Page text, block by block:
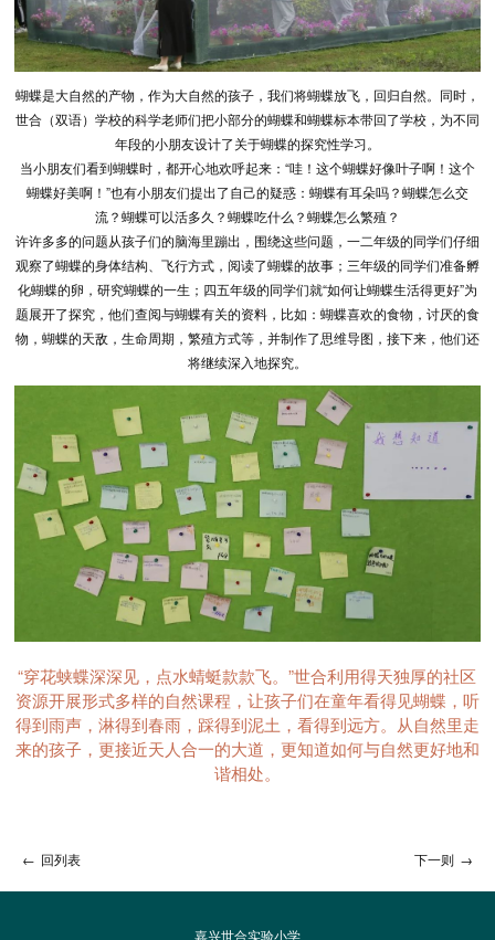
蝴蝶是大自然的产物，作为大自然的孩子，我们将蝴蝶放飞，回归自然。同时，
世合（双语）学校的科学老师们把小部分的蝴蝶和蝴蝶标本带回了学校，为不同
年段的小朋友设计了关于蝴蝶的探究性学习。
当小朋友们看到蝴蝶时，都开心地欢呼起来：“哇！这个蝴蝶好像叶子啊！这个
蝴蝶好美啊！”也有小朋友们提出了自己的疑惑：蝴蝶有耳朵吗？蝴蝶怎么交
流？蝴蝶可以活多久？蝴蝶吃什么？蝴蝶怎么繁殖？
许许多多的问题从孩子们的脑海里蹦出，围绕这些问题，一二年级的同学们仔细
观察了蝴蝶的身体结构、飞行方式，阅读了蝴蝶的故事；三年级的同学们准备孵
化蝴蝶的卵，研究蝴蝶的一生；四五年级的同学们就“如何让蝴蝶生活得更好”为
题展开了探究，他们查阅与蝴蝶有关的资料，比如：蝴蝶喜欢的食物，讨厌的食
物，蝴蝶的天敌，生命周期，繁殖方式等，并制作了思维导图，接下来，他们还
将继续深入地探究。
“穿花蛱蝶深深见，点水蜻蜓款款飞。”世合利用得天独厚的社区
资源开展形式多样的自然课程，让孩子们在童年看得见蝴蝶，听
得到雨声，淋得到春雨，踩得到泥土，看得到远方。从自然里走
来的孩子，更接近天人合一的大道，更知道如何与自然更好地和
谐相处。
← 回列表 下一则 →
嘉兴世合实验小学